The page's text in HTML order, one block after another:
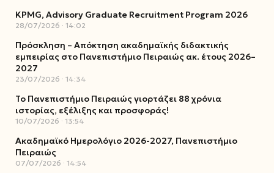
KPMG, Advisory Graduate Recruitment Program 2026
28/07/2026 14:02
Πρόσκληση – Απόκτηση ακαδημαϊκής διδακτικής
εμπειρίας στο Πανεπιστήμιο Πειραιώς ακ. έτους 2026–
2027
23/07/2026 14:34
Το Πανεπιστήμιο Πειραιώς γιορτάζει 88 χρόνια
ιστορίας, εξέλιξης και προσφοράς!
10/07/2026 13:54
Ακαδημαϊκό Ημερολόγιο 2026-2027, Πανεπιστήμιο
Πειραιώς
07/07/2026 14:54